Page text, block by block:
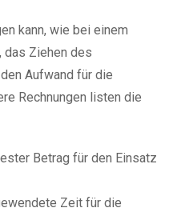
kann, wie bei einem
das Ziehen des
Aufwand für die
Rechnungen listen die
Betrag für den Einsatz
Zeit für die